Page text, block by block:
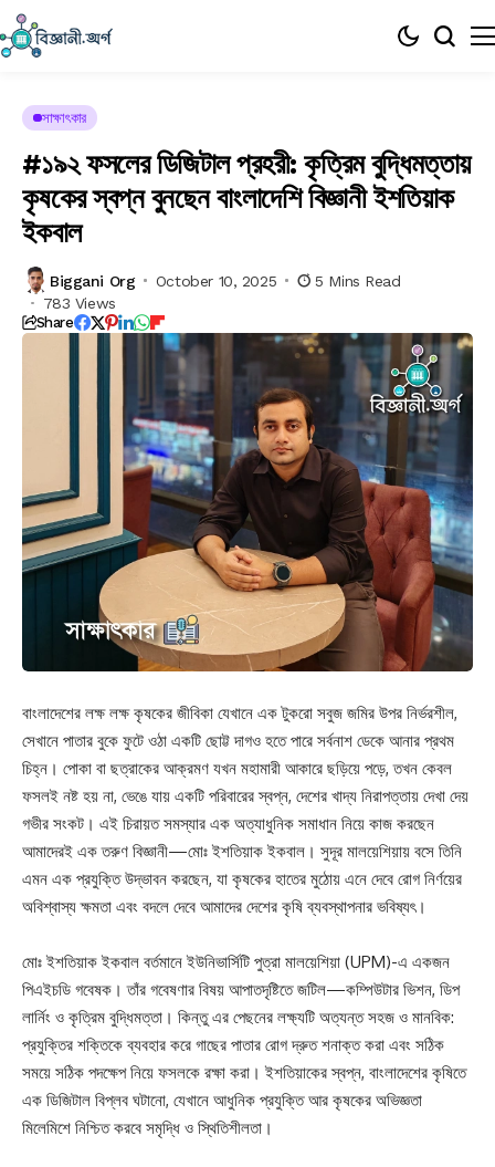
সাক্ষাৎকার
#১৯২ ফসলের ডিজিটাল প্রহরী: কৃত্রিম বুদ্ধিমত্তায়
কৃষকের স্বপ্ন বুনছেন বাংলাদেশি বিজ্ঞানী ইশতিয়াক
ইকবাল
Biggani Org October 10, 2025
5 Mins Read
783 Views
Share
বাংলাদেশের লক্ষ লক্ষ কৃষকের জীবিকা যেখানে এক টুকরো সবুজ জমির উপর নির্ভরশীল,
সেখানে পাতার বুকে ফুটে ওঠা একটি ছোট্ট দাগও হতে পারে সর্বনাশ ডেকে আনার প্রথম
চিহ্ন। পোকা বা ছত্রাকের আক্রমণ যখন মহামারী আকারে ছড়িয়ে পড়ে, তখন কেবল
ফসলই নষ্ট হয় না, ভেঙে যায় একটি পরিবারের স্বপ্ন, দেশের খাদ্য নিরাপত্তায় দেখা দেয়
গভীর সংকট। এই চিরায়ত সমস্যার এক অত্যাধুনিক সমাধান নিয়ে কাজ করছেন
আমাদেরই এক তরুণ বিজ্ঞানী—মোঃ ইশতিয়াক ইকবাল। সুদূর মালয়েশিয়ায় বসে তিনি
এমন এক প্রযুক্তি উদ্ভাবন করছেন, যা কৃষকের হাতের মুঠোয় এনে দেবে রোগ নির্ণয়ের
অবিশ্বাস্য ক্ষমতা এবং বদলে দেবে আমাদের দেশের কৃষি ব্যবস্থাপনার ভবিষ্যৎ।
মোঃ ইশতিয়াক ইকবাল বর্তমানে ইউনিভার্সিটি পুত্রা মালয়েশিয়া (UPM)-এ একজন
পিএইচডি গবেষক। তাঁর গবেষণার বিষয় আপাতদৃষ্টিতে জটিল—কম্পিউটার ভিশন, ডিপ
লার্নিং ও কৃত্রিম বুদ্ধিমত্তা। কিন্তু এর পেছনের লক্ষ্যটি অত্যন্ত সহজ ও মানবিক:
প্রযুক্তির শক্তিকে ব্যবহার করে গাছের পাতার রোগ দ্রুত শনাক্ত করা এবং সঠিক
সময়ে সঠিক পদক্ষেপ নিয়ে ফসলকে রক্ষা করা। ইশতিয়াকের স্বপ্ন, বাংলাদেশের কৃষিতে
এক ডিজিটাল বিপ্লব ঘটানো, যেখানে আধুনিক প্রযুক্তি আর কৃষকের অভিজ্ঞতা
মিলেমিশে নিশ্চিত করবে সমৃদ্ধি ও স্থিতিশীলতা।